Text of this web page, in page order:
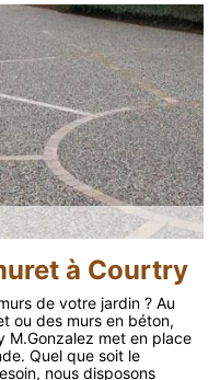
à Courtry
de votre jardin ? Au
ou des murs en béton,
M.Gonzalez met en place
Quel que soit le
nous disposons